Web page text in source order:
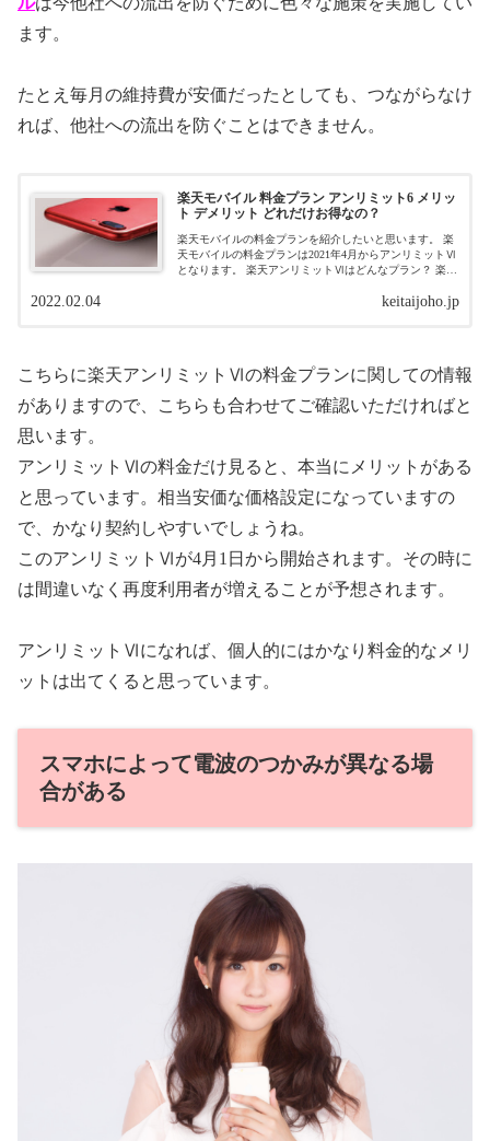
ます。
たとえ毎月の維持費が安価だったとしても、つながらなけ
れば、他社への流出を防ぐことはできません。
楽天モバイル 料金プラン アンリミット6 メリッ
ト デメリット どれだけお得なの？
楽天モバイルの料金プランを紹介したいと思います。 楽
天モバイルの料金プランは2021年4月からアンリミットⅥ
となります。 楽天アンリミットⅥはどんなプラン？ 楽天
keitaijoho.jp
2022.02.04
こちらに楽天アンリミットⅥの料金プランに関しての情報
がありますので、こちらも合わせてご確認いただければと
思います。
アンリミットⅥの料金だけ見ると、本当にメリットがある
と思っています。相当安価な価格設定になっていますの
で、かなり契約しやすいでしょうね。
このアンリミットⅥが4月1日から開始されます。その時に
は間違いなく再度利用者が増えることが予想されます。
アンリミットⅥになれば、個人的にはかなり料金的なメリ
ットは出てくると思っています。
スマホによって電波のつかみが異なる場
合がある